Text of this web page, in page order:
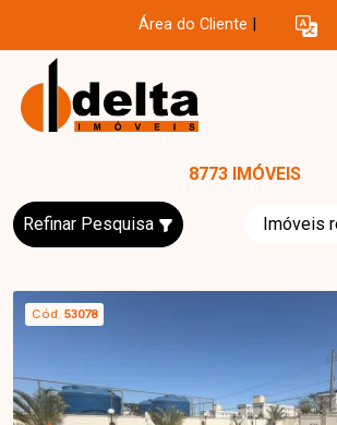
Área do Cliente
8773 IMÓVEIS
Refinar Pesquisa
Cód. 53078